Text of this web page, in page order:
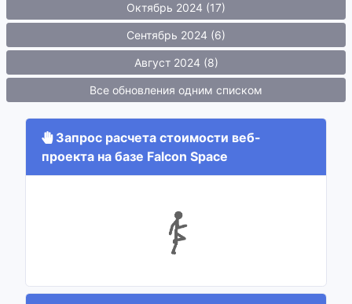
Октябрь 2024 (17)
Сентябрь 2024 (6)
Август 2024 (8)
Все обновления одним списком
Запрос расчета стоимости веб-
проекта на базе Falcon Space